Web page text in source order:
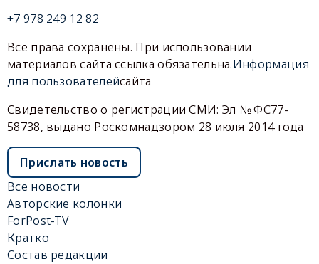
+7 978 249 12 82
Все права сохранены. При использовании
материалов сайта ссылка обязательна.Информация
для пользователейсайта
Свидетельство о регистрации СМИ: Эл № ФС77-
58738, выдано Роскомнадзором 28 июля 2014 года
Прислать новость
Все новости
Авторские колонки
ForPost-TV
Кратко
Состав редакции